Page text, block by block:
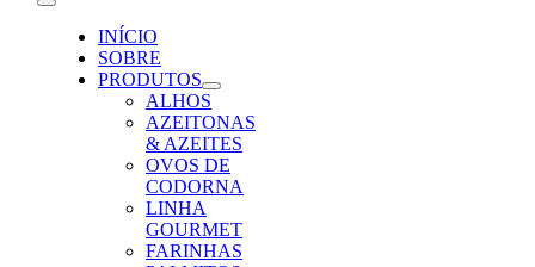
Toggle
NavigationINÍCIO
SOBRE
PRODUTOS
ALHOS
AZEITONAS
& AZEITES
OVOS DE
CODORNA
LINHA
GOURMET
FARINHAS